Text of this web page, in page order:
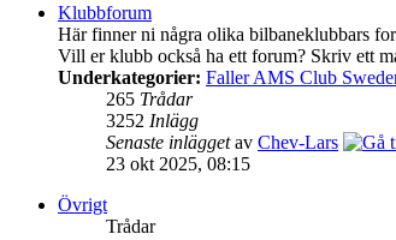
Klubbforum
Här finner ni några olika bilbaneklubbars
Vill er klubb också ha ett forum? Skriv ett
Underkategorier: Faller AMS Club
265 Trådar
3252 Inlägg
Senaste inläggetav Chev-Lars
23 okt 2025, 08:15
Övrigt
Trådar